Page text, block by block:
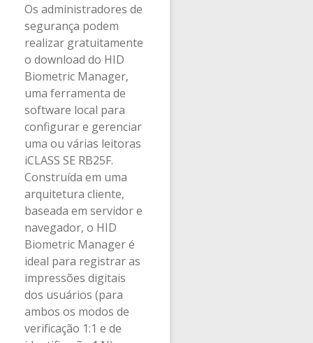
Os administradores de
segurança podem
realizar gratuitamente
o download do HID
Biometric Manager,
uma ferramenta de
software local para
configurar e gerenciar
uma ou várias leitoras
iCLASS SE RB25F.
Construída em uma
arquitetura cliente,
baseada em servidor e
navegador, o HID
Biometric Manager é
ideal para registrar as
impressões digitais
dos usuários (para
ambos os modos de
verificação 1:1 e de